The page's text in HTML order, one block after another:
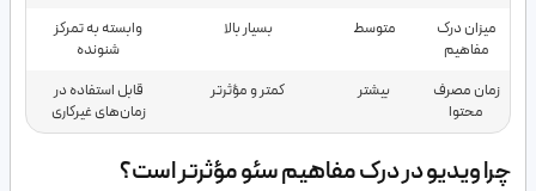
میزان درک
مفاهیم
متوسط بسیار بالا
وابسته به تمرکز
شنونده
زمان مصرف
محتوا
بیشتر کمتر و مؤثرتر
قابل استفاده در
زمان‌های غیرکاری
چرا ویدیو در درک مفاهیم سئو مؤثرتر است؟